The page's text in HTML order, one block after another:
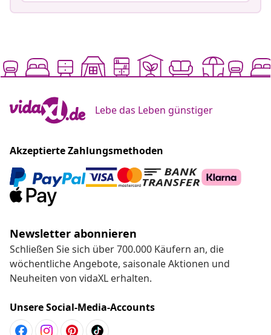
Lebe das Leben günstiger
Akzeptierte Zahlungsmethoden
Newsletter abonnieren
Schließen Sie sich über 700.000 Käufern an, die
wöchentliche Angebote, saisonale Aktionen und
Neuheiten von vidaXL erhalten.
Unsere Social-Media-Accounts